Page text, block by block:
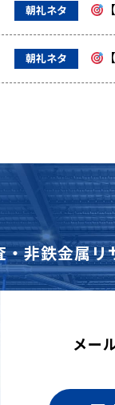
朝礼ネタ
朝礼ネタ
非鉄金属
メー